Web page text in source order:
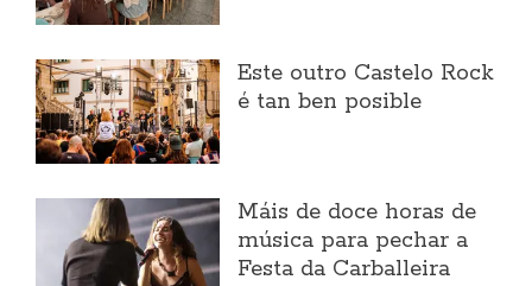
Este outro Castelo Rock
é tan ben posible
Máis de doce horas de
música para pechar a
Festa da Carballeira